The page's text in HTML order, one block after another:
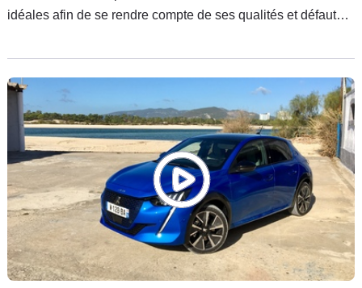
idéales afin de se rendre compte de ses qualités et défauts.
rubrique. Pour la débuter, nous avons choisi celle qui
caracole en tête des ventes en France, la Peugeot 208.